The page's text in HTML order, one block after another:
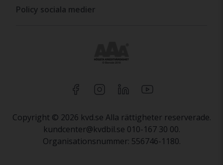
Policy sociala medier
Copyright © 2026 kvd.se Alla rättigheter reserverade.
kundcenter@kvdbil.se 010-167 30 00.
Organisationsnummer: 556746-1180.